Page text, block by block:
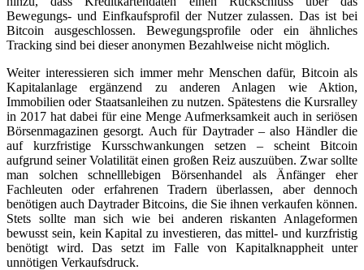
Bewegungs- und Einfkaufsprofil der Nutzer zulassen. Das ist bei
Bitcoin ausgeschlossen. Bewegungsprofile oder ein ähnliches
Tracking sind bei dieser anonymen Bezahlweise nicht möglich.
Weiter interessieren sich immer mehr Menschen dafür, Bitcoin als
Kapitalanlage ergänzend zu anderen Anlagen wie Aktion,
Immobilien oder Staatsanleihen zu nutzen. Spätestens die Kursralley
in 2017 hat dabei für eine Menge Aufmerksamkeit auch in seriösen
Börsenmagazinen gesorgt. Auch für Daytrader – also Händler die
auf kurzfristige Kursschwankungen setzen – scheint Bitcoin
aufgrund seiner Volatilität einen großen Reiz auszuüben. Zwar sollte
man solchen schnelllebigen Börsenhandel als Änfänger eher
Fachleuten oder erfahrenen Tradern überlassen, aber dennoch
benötigen auch Daytrader Bitcoins, die Sie ihnen verkaufen können.
Stets sollte man sich wie bei anderen riskanten Anlageformen
bewusst sein, kein Kapital zu investieren, das mittel- und kurzfristig
benötigt wird. Das setzt im Falle von Kapitalknappheit unter
unnötigen Verkaufsdruck.